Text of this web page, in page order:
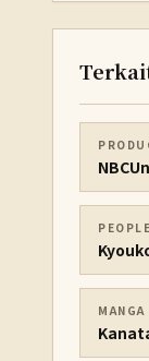
PEOPLE
MANGA